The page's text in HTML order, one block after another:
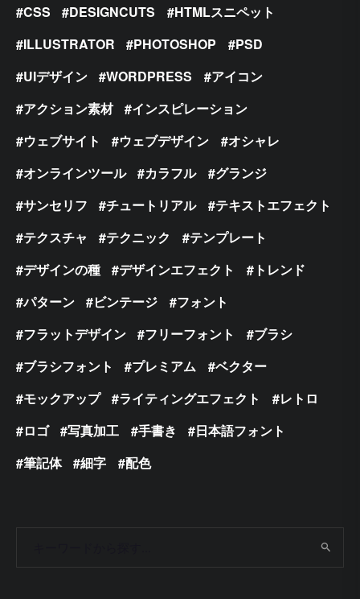
CSS DESIGNCUTS
HTMLスニペット
ILLUSTRATOR
PHOTOSHOP
PSD
UIデザイン
WORDPRESS
アイコン
アクション素材
インスピレーション
ウェブサイト
ウェブデザイン
オシャレ
オンラインツール
カラフル
グランジ
サンセリフ
チュートリアル
テキストエフェクト
テクスチャ
テクニック
テンプレート
デザインの種
デザインエフェクト
トレンド
パターン
ビンテージ
フォント
フラットデザイン
フリーフォント
ブラシ
ブラシフォント
プレミアム
ベクター
モックアップ
ライティングエフェクト
レトロ
ロゴ
写真加工 手書き
日本語フォント
筆記体
細字 配色